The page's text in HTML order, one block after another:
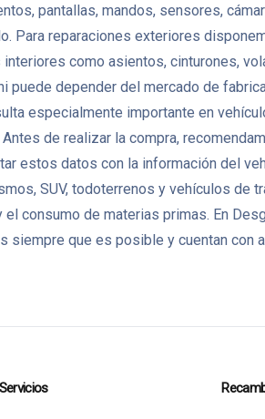
pantallas, mandos, sensores,
reparaciones exteriores
como asientos, cinturones,
depender del mercado de
especialmente importante en
de realizar la compra,
estos datos con la información del
SUV, todoterrenos y vehículos de
consumo de materias primas. En
que es posible y cuentan con
Servicios